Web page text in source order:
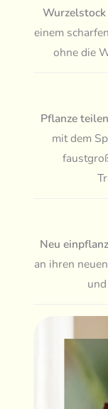
Wurzelstock
einem
ohne die
Pflanze
mit dem
Neu
an ihren